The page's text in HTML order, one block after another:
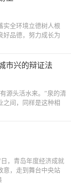
实全环境立德树人根
好品德，努力成长为
市兴的辩证法
源头活水来。”泉的清
之间，同样是这种相
，青岛年度经济成就
意，走到舞台中央站